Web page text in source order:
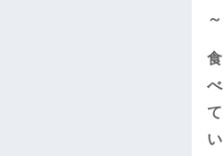
～
食
べ
て
い